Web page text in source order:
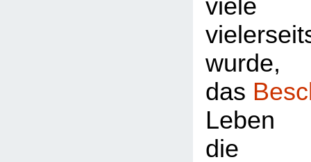
viele
das
Leben
die